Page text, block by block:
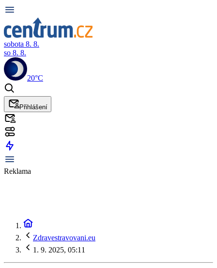
sobota 8. 8.
so 8. 8.
20°C
Přihlášení
Reklama
Zdravestravovani.eu
1. 9. 2025, 05:11